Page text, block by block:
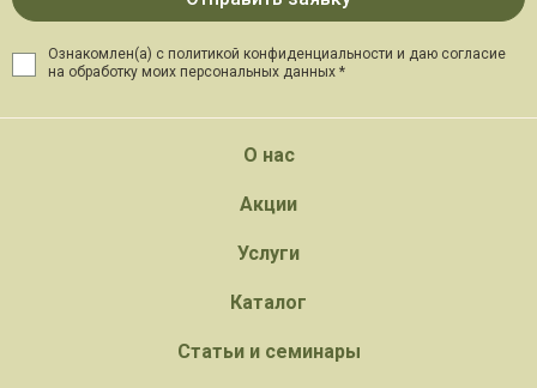
Ознакомлен(а) с политикой конфиденциальности и даю согласие
на обработку моих персональных данных *
О нас
Акции
Услуги
Каталог
Статьи и семинары